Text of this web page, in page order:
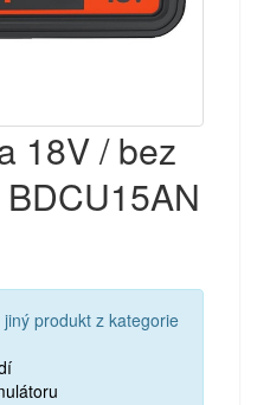
18V / bez
produkt z kategorie